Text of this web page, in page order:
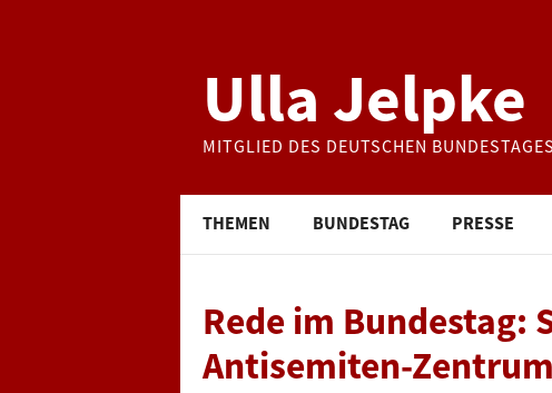
Ulla Jelpke
MITGLIED DES DEUTSCHEN BUNDESTAGES
THEMEN BUNDESTAG PRESSE
Rede im Bundestag:
Antisemiten-